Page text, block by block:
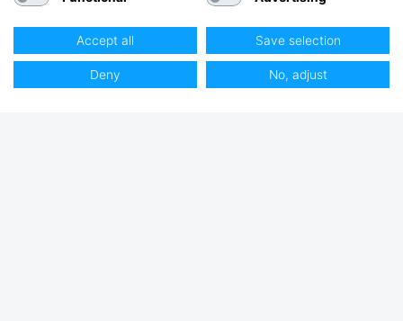
Accept all Save selection
Deny No, adjust